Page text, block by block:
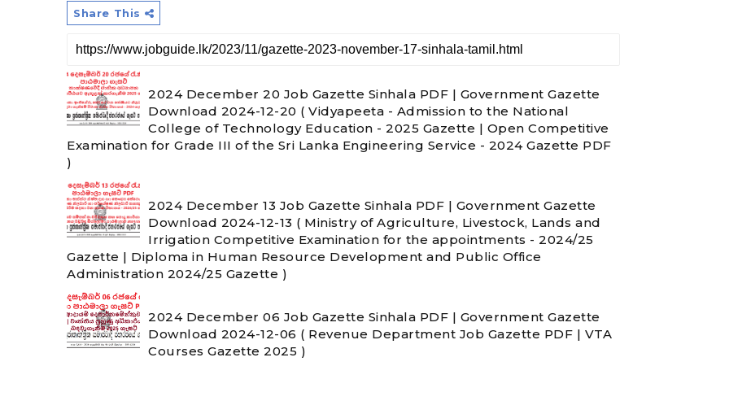
Share This
2024 December 20 Job Gazette Sinhala PDF | Government Gazette
Download 2024-12-20 ( Vidyapeeta - Admission to the National
College of Technology Education - 2025 Gazette | Open Competitive
Examination for Grade III of the Sri Lanka Engineering Service - 2024 Gazette PDF
)
2024 December 13 Job Gazette Sinhala PDF | Government Gazette
Download 2024-12-13 ( Ministry of Agriculture, Livestock, Lands and
Irrigation Competitive Examination for the appointments - 2024/25
Gazette | Diploma in Human Resource Development and Public Office
Administration 2024/25 Gazette )
2024 December 06 Job Gazette Sinhala PDF | Government Gazette
Download 2024-12-06 ( Revenue Department Job Gazette PDF | VTA
Courses Gazette 2025 )